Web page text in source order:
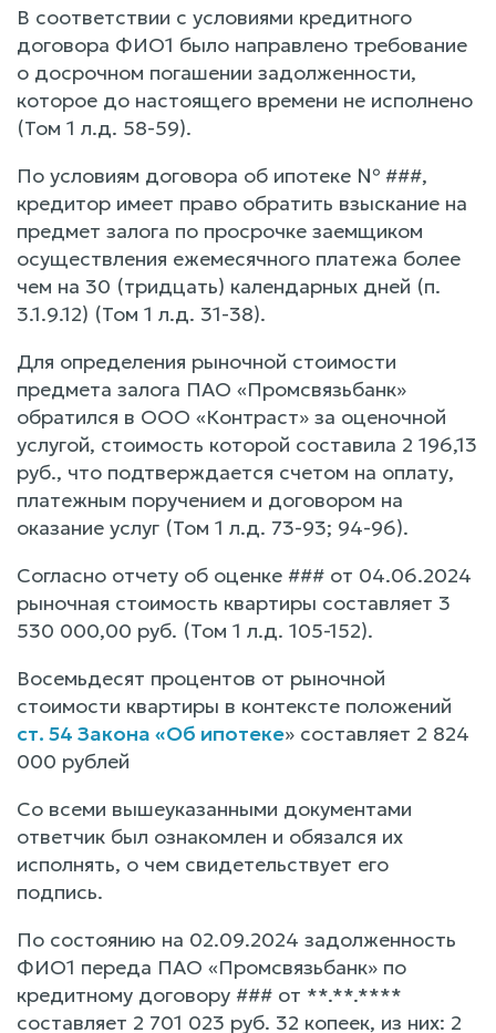
В соответствии с условиями кредитного
договора ФИО1 было направлено требование
о досрочном погашении задолженности,
которое до настоящего времени не исполнено
(Том 1 л.д. 58-59).
По условиям договора об ипотеке № ###,
кредитор имеет право обратить взыскание на
предмет залога по просрочке заемщиком
осуществления ежемесячного платежа более
чем на 30 (тридцать) календарных дней (п.
3.1.9.12) (Том 1 л.д. 31-38).
Для определения рыночной стоимости
предмета залога ПАО «Промсвязьбанк»
обратился в ООО «Контраст» за оценочной
услугой, стоимость которой составила 2 196,13
руб., что подтверждается счетом на оплату,
платежным поручением и договором на
оказание услуг (Том 1 л.д. 73-93; 94-96).
Согласно отчету об оценке ### от 04.06.2024
рыночная стоимость квартиры составляет 3
530 000,00 руб. (Том 1 л.д. 105-152).
Восемьдесят процентов от рыночной
стоимости квартиры в контексте положений
ст. 54 Закона «Об ипотеке» составляет 2 824
000 рублей
Со всеми вышеуказанными документами
ответчик был ознакомлен и обязался их
исполнять, о чем свидетельствует его
подпись.
По состоянию на 02.09.2024 задолженность
ФИО1 переда ПАО «Промсвязьбанк» по
кредитному договору ### от **.**.****
составляет 2 701 023 руб. 32 копеек, из них: 2